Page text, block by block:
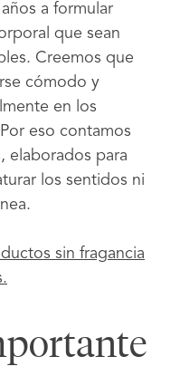
a formular
que sean
Creemos que
cómodo y
en los
eso contamos
elaborados para
los sentidos ni
sin fragancia